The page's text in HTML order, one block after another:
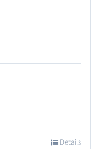
Details